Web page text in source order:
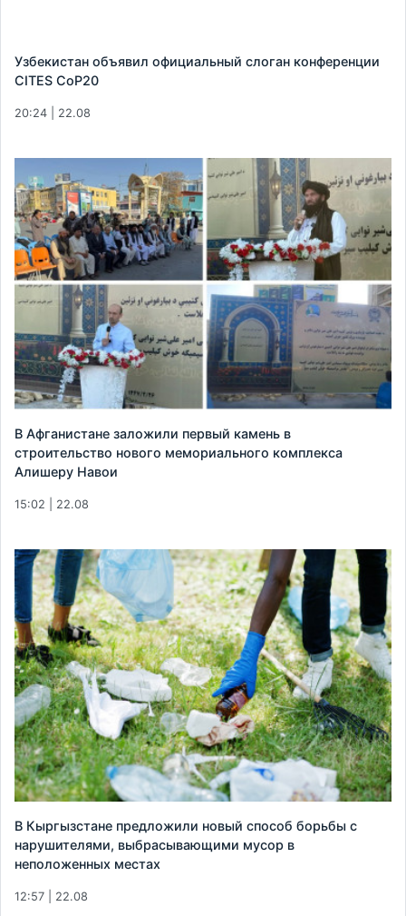
Узбекистан объявил официальный слоган конференции
CITES CoP20
20:24 | 22.08
В Афганистане заложили первый камень в
строительство нового мемориального комплекса
Алишеру Навои
15:02 | 22.08
В Кыргызстане предложили новый способ борьбы с
нарушителями, выбрасывающими мусор в
неположенных местах
12:57 | 22.08